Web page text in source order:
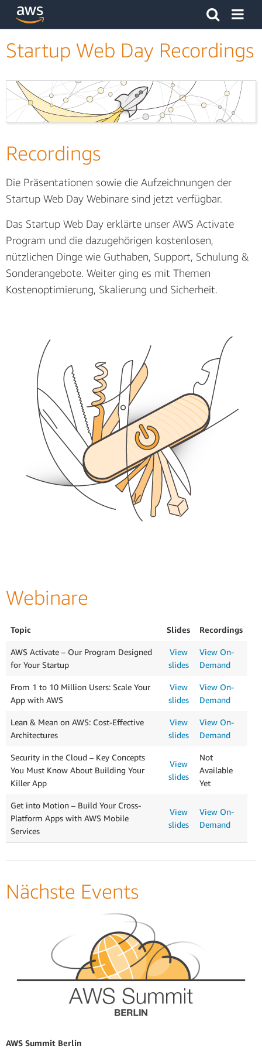
Klicken Sie hier, um zur Amazon Web Services-Startseite
Startup Web Day Recordings
Recordings
Die Präsentationen sowie die Aufzeichnungen der
Startup Web Day Webinare sind jetzt verfügbar.
Das Startup Web Day erklärte unser AWS Activate
Program und die dazugehörigen kostenlosen,
nützlichen Dinge wie Guthaben, Support, Schulung &
Sonderangebote. Weiter ging es mit Themen
Kostenoptimierung, Skalierung und Sicherheit.
Webinare
Topic Slides Recordings
AWS Activate – Our Program Designed
for Your Startup
View
slides
View On-
Demand
From 1 to 10 Million Users: Scale Your
App with AWS
View
slides
View On-
Demand
Lean & Mean on AWS: Cost-Effective
Architectures
View
slides
View On-
Demand
Security in the Cloud – Key Concepts
You Must Know About Building Your
Killer App
View
slides
Not
Available
Yet
Get into Motion – Build Your Cross-
Platform Apps with AWS Mobile
Services
View
slides
View On-
Demand
Nächste Events
AWS Summit Berlin